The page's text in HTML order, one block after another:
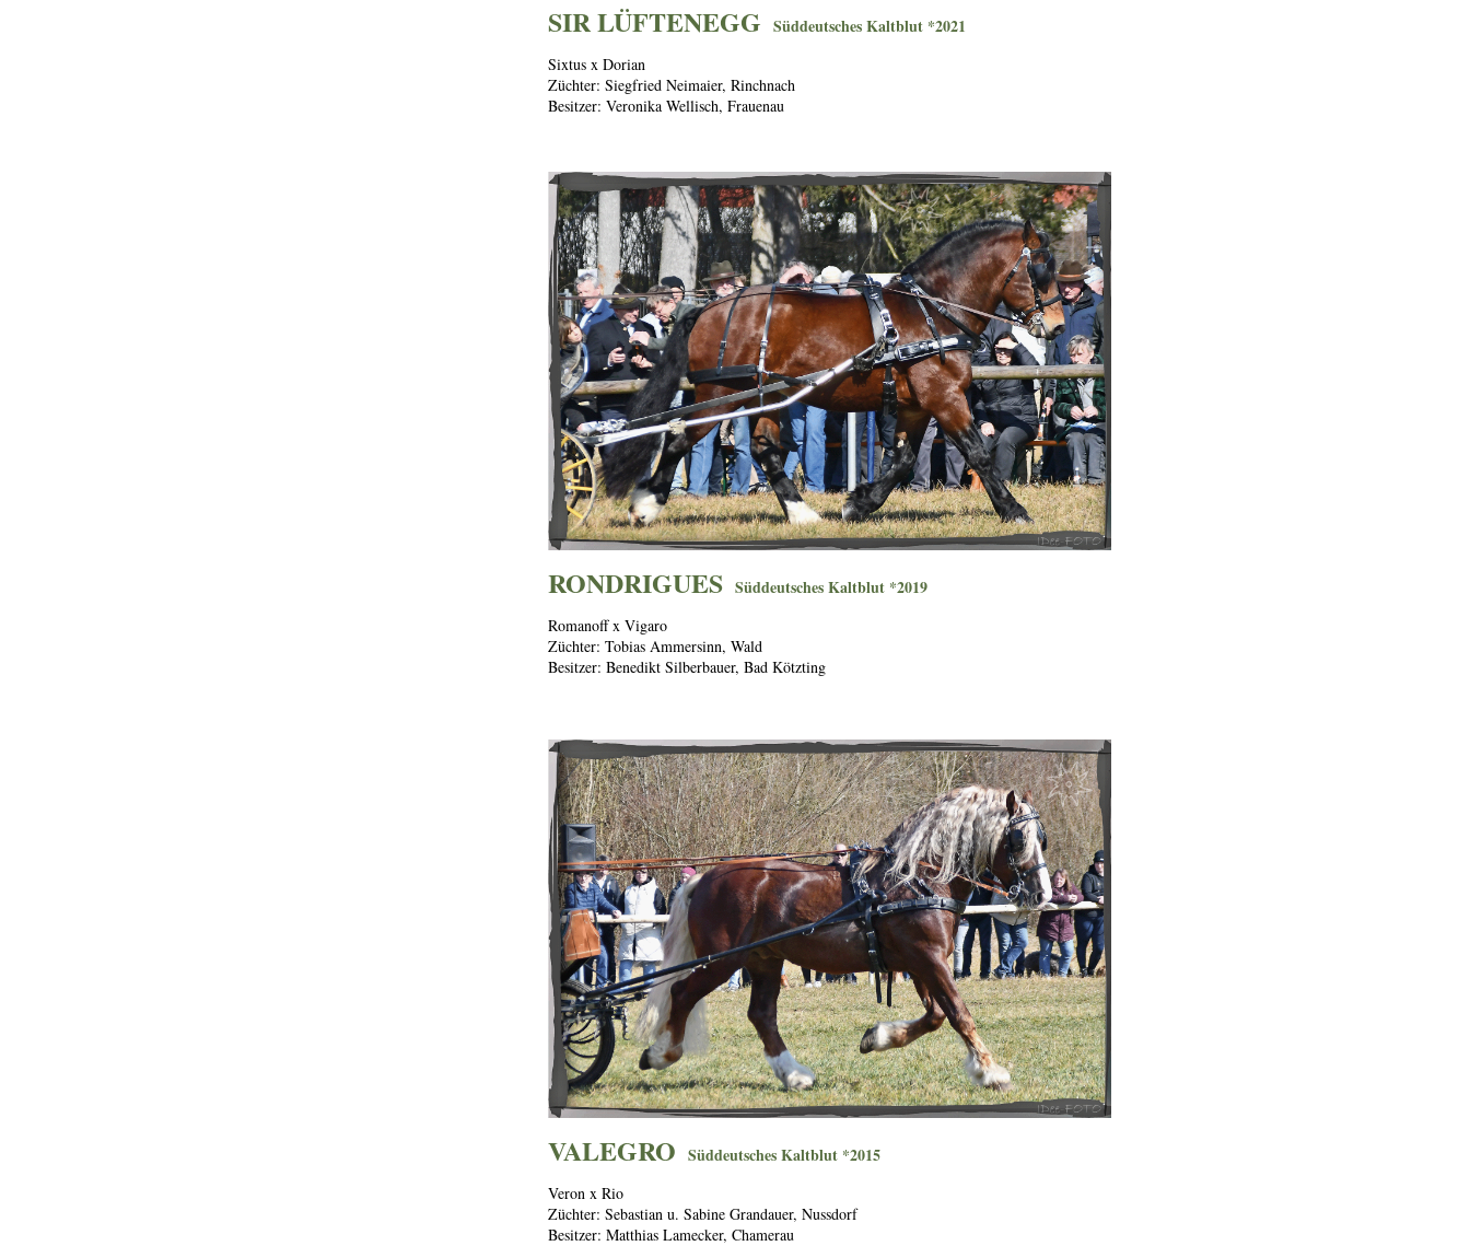
SIR LÜFTENEGG Süddeutsches Kaltblut *2021
Sixtus x Dorian
Züchter: Siegfried Neimaier, Rinchnach
Besitzer: Veronika Wellisch, Frauenau
RONDRIGUES Süddeutsches Kaltblut *2019
Romanoff x Vigaro
Züchter: Tobias Ammersinn, Wald
Besitzer: Benedikt Silberbauer, Bad Kötzting
VALEGRO Süddeutsches Kaltblut *2015
Veron x Rio
Züchter: Sebastian u. Sabine Grandauer, Nussdorf
Besitzer: Matthias Lamecker, Chamerau